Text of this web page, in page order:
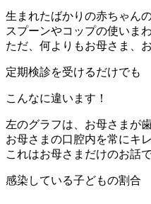
生まれたばかりの赤ちゃん
スプーンやコップの使いま
ただ、何よりもお母さま、
定期検診を受けるだけでも
こんなに違います！
左のグラフは、お母さまが
お母さまの口腔内を常にキ
これはお母さまだけのお話
感染している子どもの割合